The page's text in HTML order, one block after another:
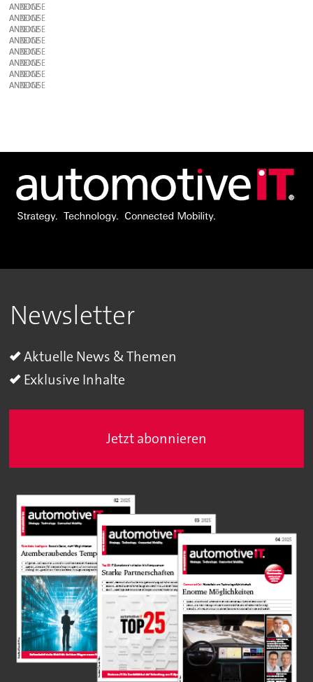
ANZEIGE
ANZEIGE
ANZEIGE
ANZEIGE
ANZEIGE
ANZEIGE
ANZEIGE
ANZEIGE
Newsletter
Aktuelle News & Themen
Exklusive Inhalte
Jetzt abonnieren